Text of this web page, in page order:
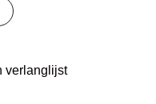
verlanglijst